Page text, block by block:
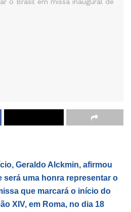
Geraldo Alckmin, afirmou
será uma honra representar o
que marcará o início do
XIV, em Roma, no dia 18